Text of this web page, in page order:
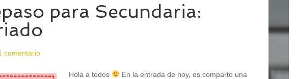
para Secundaria:
comentario
Hola a todos
En la entrada de hoy, os comparto una